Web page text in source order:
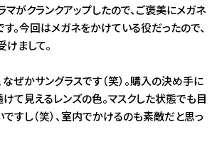
マがクランクアップしたので、ご褒美にメガネ
。今回はメガネをかけている役だったので、
まして。
ぜかサングラスです（笑）。購入の決め手に
て見えるレンズの色。マスクした状態でも目
すし（笑）、室内でかけるのも素敵だと思っ